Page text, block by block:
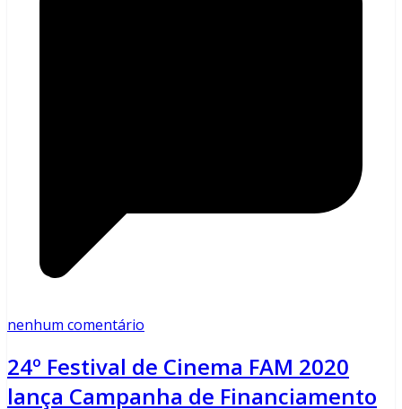
nenhum comentário
24º Festival de Cinema FAM 2020
lança Campanha de Financiamento